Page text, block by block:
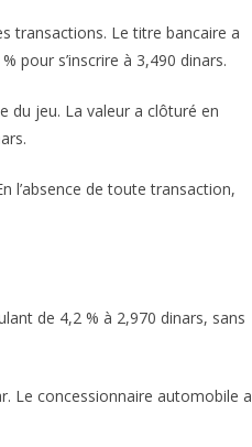
transactions. Le titre bancaire a
pour s’inscrire à 3,490 dinars.
du jeu. La valeur a clôturé en
l’absence de toute transaction,
de 4,2 % à 2,970 dinars, sans
Le concessionnaire automobile a